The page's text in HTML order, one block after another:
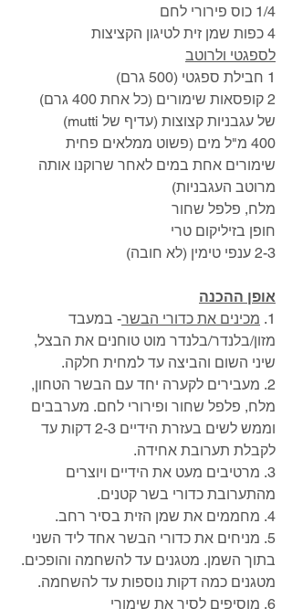
1/4 כוס פירורי לחם
4 כפות שמן זית לטיגון הקציצות
לספגטי ולרוטב
1 חבילת ספגטי (500 גרם)
2 קופסאות שימורים (כל אחת 400 גרם)
של עגבניות קצוצות (עדיף של mutti)
400 מ"ל מים (פשוט ממלאים פחית
שימורים אחת במים לאחר שרוקנו אותה
מרוטב העגבניות)
מלח, פלפל שחור
חופן בזיליקום טרי
2-3 ענפי טימין (לא חובה)
אופן ההכנה
1. מכינים את כדורי הבשר- במעבד
מזון/בלנדר/בלנדר מוט טוחנים את הבצל,
שיני השום והביצה עד למחית חלקה.
2. מעבירים לקערה יחד עם הבשר הטחון,
מלח, פלפל שחור ופירורי לחם. מערבבים
וממש לשים בעזרת הידיים 2-3 דקות עד
לקבלת תערובת אחידה.
3. מרטיבים מעט את הידיים ויוצרים
מהתערובת כדורי בשר קטנים.
4. מחממים את שמן הזית בסיר רחב.
5. מניחים את כדורי הבשר אחד ליד השני
בתוך השמן. מטגנים עד להשחמה והופכים.
מטגנים כמה דקות נוספות עד להשחמה.
6. מוסיפים לסיר את שימורי